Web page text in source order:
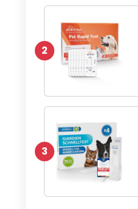
2
3